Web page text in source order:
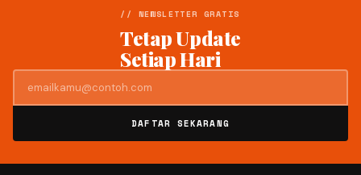
// NEWSLETTER GRATIS
Tetap Update
Setiap Hari
DAFTAR SEKARANG